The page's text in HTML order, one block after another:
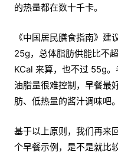
的热量都在数十千卡。
《中国居民膳食指南》
25g，总体脂肪供能比不
KCal 来算，也不过 55g
油脂量很难控制，早餐最
肪、低热量的酱汁调味吧。
基于以上原则，我们再来
个早餐示例，是不是就比